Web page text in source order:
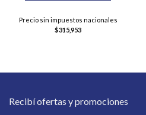
Precio sin impuestos nacionales
$315,953
Recibí ofertas y promociones